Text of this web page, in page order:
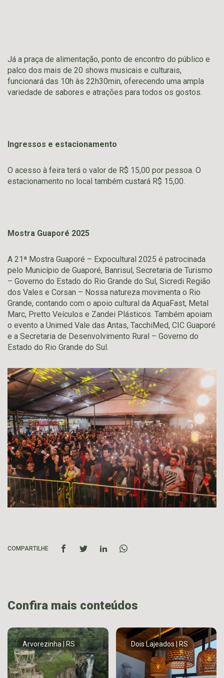
Já a praça de alimentação, ponto de encontro do público e
palco dos mais de 20 shows musicais e culturais,
funcionará das 10h às 22h30min, oferecendo uma ampla
variedade de sabores e atrações para todos os gostos.
Ingressos e estacionamento
O acesso à feira terá o valor de R$ 15,00 por pessoa. O
estacionamento no local também custará R$ 15,00.
Mostra Guaporé 2025
A 21ª Mostra Guaporé – Expocultural 2025 é patrocinada
pelo Município de Guaporé, Banrisul, Secretaria de Turismo
– Governo do Estado do Rio Grande do Sul, Sicredi Região
dos Vales e Corsan – Nossa natureza movimenta o Rio
Grande, contando com o apoio cultural da AquaFast, Metal
Marc, Pretto Veículos e Zandei Plásticos. Também apoiam
o evento a Unimed Vale das Antas, TacchiMed, CIC Guaporé
e a Secretaria de Desenvolvimento Rural – Governo do
Estado do Rio Grande do Sul.
COMPARTILHE
Confira mais conteúdos
Arvorezinha | RS Dois Lajeados | RS